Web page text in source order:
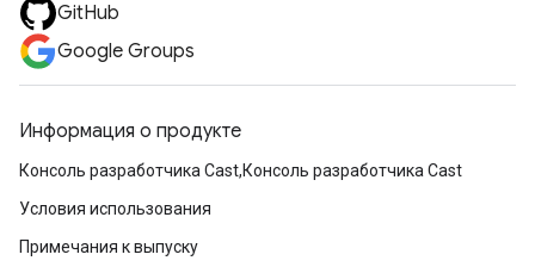
GitHub
Google Groups
Информация о продукте
Консоль разработчика Cast,Консоль разработчика Cast
Условия использования
Примечания к выпуску